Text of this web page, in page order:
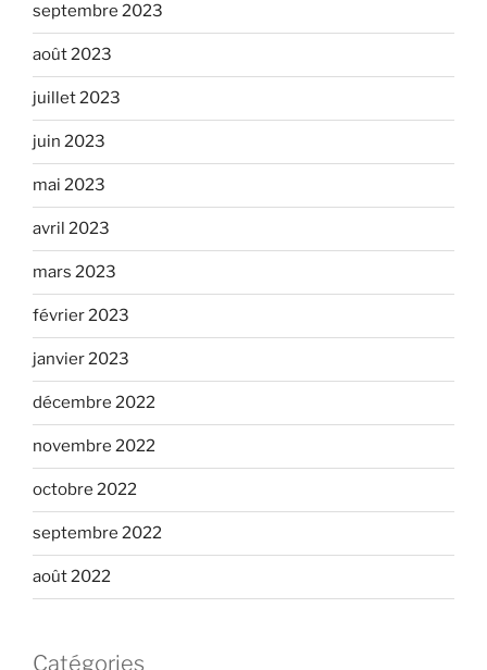
septembre 2023
août 2023
juillet 2023
juin 2023
mai 2023
avril 2023
mars 2023
février 2023
janvier 2023
décembre 2022
novembre 2022
octobre 2022
septembre 2022
août 2022
Catégories